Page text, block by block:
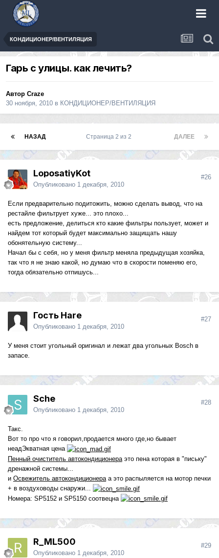
КОНДИЦИОНЕР/ВЕНТИЛЯЦИЯ
Гарь с улицы. как лечить?
Автор Craze
30 ноября, 2010 в КОНДИЦИОНЕР/ВЕНТИЛЯЦИЯ
НАЗАД ДАЛЕЕ
Страница 2 из 2
LoposatiyKot
Опубликовано 1 декабря, 2010
#26
Если предварительно подитожить, можно сделать вывод, что на
рестайле фильтрует хуже... это плохо...
есть предложение, делиться кто какие фильтры пользует, может и
найдем тот который будет максимально защищать нашу
обонятельную систему...
Начал бы с себя, но у меня фильтр меняла предыдущая хозяйка,
так что я не знаю какой, но думаю что в скорости поменяю его,
тогда обязательно отпишусь...
Гость Hare
Опубликовано 1 декабря, 2010
#27
У меня стоит угольный оригинал и лежат два угольных Bosch в
запасе.
Sche
Опубликовано 1 декабря, 2010
#28
Такс.
Вот то про что я говорил,продается много где,но бывает
неадЭкватная цена
Пенный очиститель автокондиционера это пена которая в "письку"
дренажной системы...
и Освежитель автокондиционера а это распыляется на мотор печки
+ в воздуховоды снаружи...
Номера: SP5152 и SP5150 соотвецна
R_ML500
Опубликовано 1 декабря, 2010
#29